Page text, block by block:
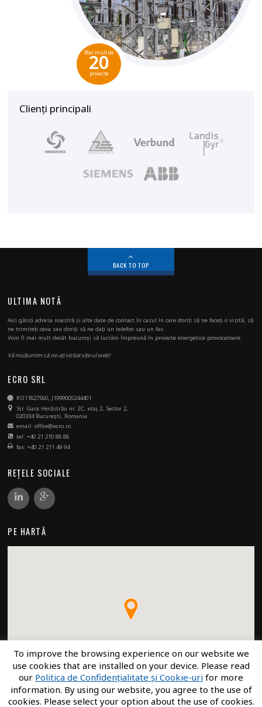
Mai mult de
20
proiecte
Clienți principali
BACK TO TOP
ULTIMA NOTĂ
Aici găsiți adresa noastră și alte date de contact în cazul în care doriți să ne faceți o vizită, să
ne trimiteți ceva sau doriți să ne dați un telefon sau un fax.
Vom fi mai mult decât bucuroși să lucrăm împreună în proiecte energetice provocatoare.
Vă mulțumim că ne-ați vizitat site-ul web!
ECRO SRL
RO11827560, J1999005244401
Str. Gara Herăstrău nr. 2C, etaj 2, Sector 2,
020334 București, Romania
email: office@ecro.ro
tel: +40 21 210 88 88
fax: +40 21 211 49 94
REȚELE SOCIALE
PE HARTĂ
To improve the browsing experience on our website we
use cookies that are installed on your device. Please read
our Politica de Confidențialitate și Cookie-uri for more
information. By using our website, you agree to the use of
cookies. Please select your option about the use of cookies.